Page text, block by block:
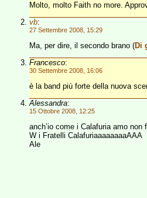
Molto, molto Faith no more.
vb:
27 Settembre 2008, 15:29
Ma, per dire, il secondo brano (Di
Francesco:
30 Settembre 2008, 16:06
è la band più forte della nuova
Alessandra:
15 Ottobre 2008, 12:25
anch’io come i Calafuria amo
W i Fratelli CalafuriaaaaaaaaAAA
Ale